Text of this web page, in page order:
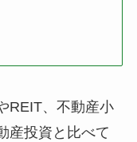
REIT、不動産小
産投資と比べて